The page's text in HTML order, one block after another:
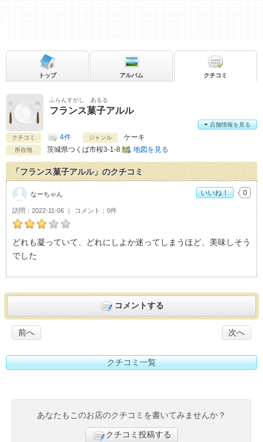
ふらんすがし あるる
フランス菓子アルル
クチコミ 4件 ジャンル ケーキ
所在地 茨城県つくば市桜3-1-8 地図を見る
店舗情報を見る
トップ アルバム クチコミ
「フランス菓子アルル」のクチコミ
なーちゃんのフランス菓子アルルおすすめ度： 3
どれも凝っていて、どれにしよか迷ってしまうほど、美味しそう
でした
訪問 2022-11-06 コメント 0件
なーちゃん いいね！ 0
コメントする
前へ 次へ
クチコミ一覧
あなたもこのお店のクチコミを書いてみませんか？
クチコミ投稿する